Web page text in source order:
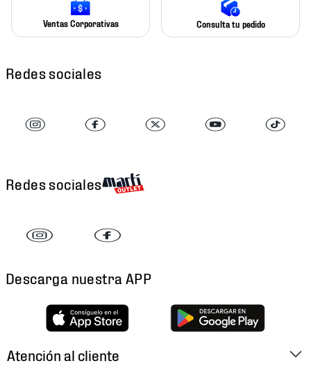
Ventas Corporativas Consulta tu pedido
Redes sociales
Redes sociales
Descarga nuestra APP
Atención al cliente